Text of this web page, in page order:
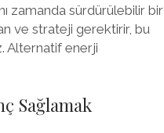
zamanda sürdürülebilir bir
ve strateji gerektirir, bu
Alternatif enerji
Sağlamak